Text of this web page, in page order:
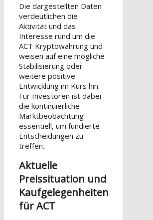
Die dargestellten Daten
verdeutlichen die
Aktivität und das
Interesse rund um die
ACT Kryptowährung und
weisen auf eine mögliche
Stabilisierung oder
weitere positive
Entwicklung im Kurs hin.
Für Investoren ist dabei
die kontinuierliche
Marktbeobachtung
essentiell, um fundierte
Entscheidungen zu
treffen.
Aktuelle
Preissituation und
Kaufgelegenheiten
für ACT